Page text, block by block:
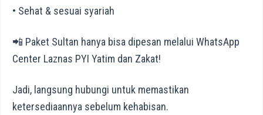
• Sehat & sesuai syariah
📲 Paket Sultan hanya bisa dipesan melalui WhatsApp
Center Laznas PYI Yatim dan Zakat!
Jadi, langsung hubungi untuk memastikan
ketersediaannya sebelum kehabisan.